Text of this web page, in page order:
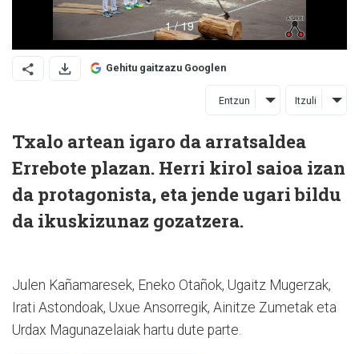
Gehitu gaitzazu Googlen
Entzun Itzuli
Txalo artean igaro da arratsaldea
Errebote plazan. Herri kirol saioa izan
da protagonista, eta jende ugari bildu
da ikuskizunaz gozatzera.
Julen Kañamaresek, Eneko Otañok, Ugaitz Mugerzak,
Irati Astondoak, Uxue Ansorregik, Ainitze Zumetak eta
Urdax Magunazelaiak hartu dute parte.